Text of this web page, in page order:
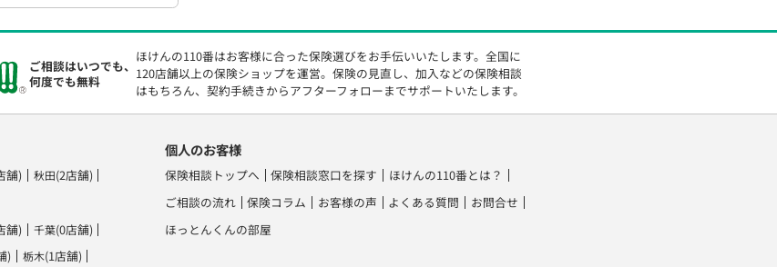
ご相談はいつでも、
何度でも無料
ほけんの110番はお客様に合った保険選びをお手伝いいたします。全国に
120店舗以上の保険ショップを運営。保険の見直し、加入などの保険相談
はもちろん、契約手続きからアフターフォローまでサポートいたします。
舗) 秋田(2店舗)
舗) 千葉(0店舗)
) 栃木(1店舗)
個人のお客様
保険相談トップへ 保険相談窓口を探す
ほけんの110番とは？
ご相談の流れ
保険コラム お客様の声 よくある質問
お問合せ
ほっとんくんの部屋